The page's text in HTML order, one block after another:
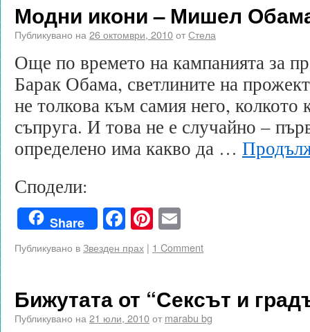
Модни икони – Мишел
Публикувано на 26 октомври, 2010отСтела
Още по времето на кампанията за
Барак Обама, светлините на
не толкова към самия него, колкото
съпруга. И това не е случайно –
определено има какво да …
Сподели:
Share Facebook
Pinterest
Публикувано вЗвезден прах | 1 Comment
Бижутата от “Сексът и
Публикувано на 21 юли, 2010от marabu bg